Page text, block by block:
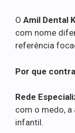
O Amil Dental
com nome
referência
Por que
Rede
com o medo, a
infantil.